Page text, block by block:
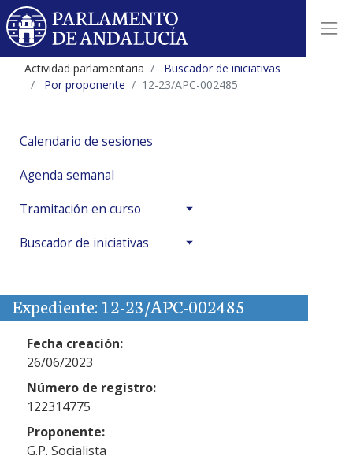
Actividad parlamentaria
Buscador de iniciativas
Por proponente
12-23/APC-002485
Calendario de sesiones
Agenda semanal
Tramitación en curso
Buscador de iniciativas
Expediente: 12-23/APC-002485
Fecha creación:
26/06/2023
Número de registro:
122314775
Proponente:
G.P. Socialista